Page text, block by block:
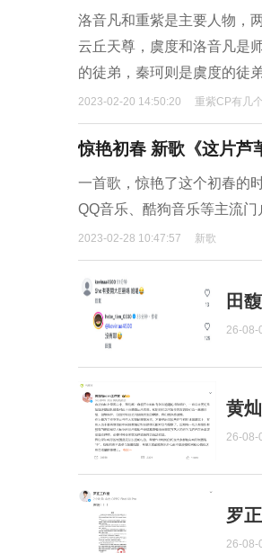
洛音凡和重紫是主要人物，
云丘天尊，虞度和洛音凡是
的徒弟，秦珂则是虞度的徒弟
2023-02-20 14:50:20 重紫CP有几个
惊艳初春 新歌《这片芦
一首歌，惊艳了这个初春的
QQ音乐、酷狗音乐等主流门
2023-02-28 10:47:57 新歌
田
26-08-
黄
26-08-
罗
26-08-